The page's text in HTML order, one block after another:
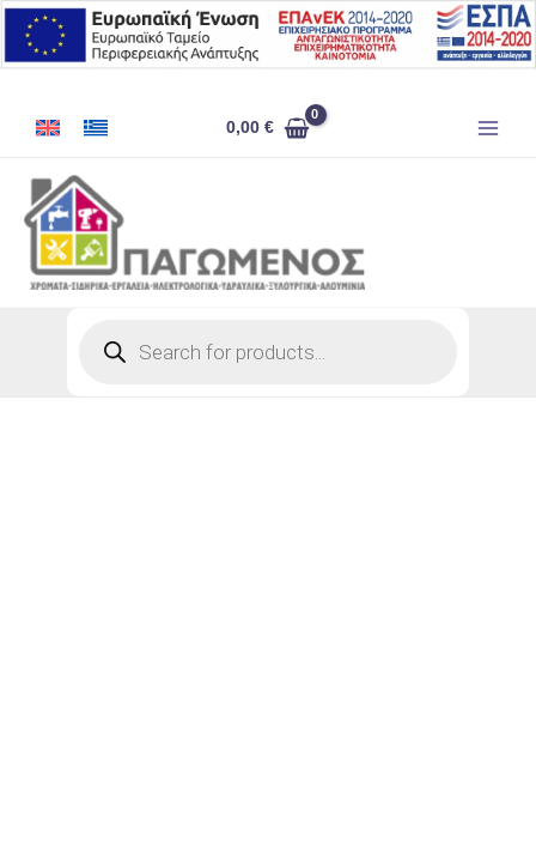
Μετάβαση
στο
περιεχόμενο
0,00€
No22